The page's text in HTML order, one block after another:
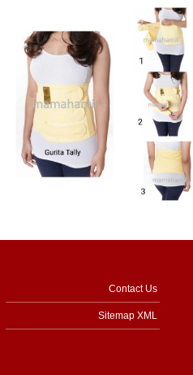
Contact Us
Sitemap XML